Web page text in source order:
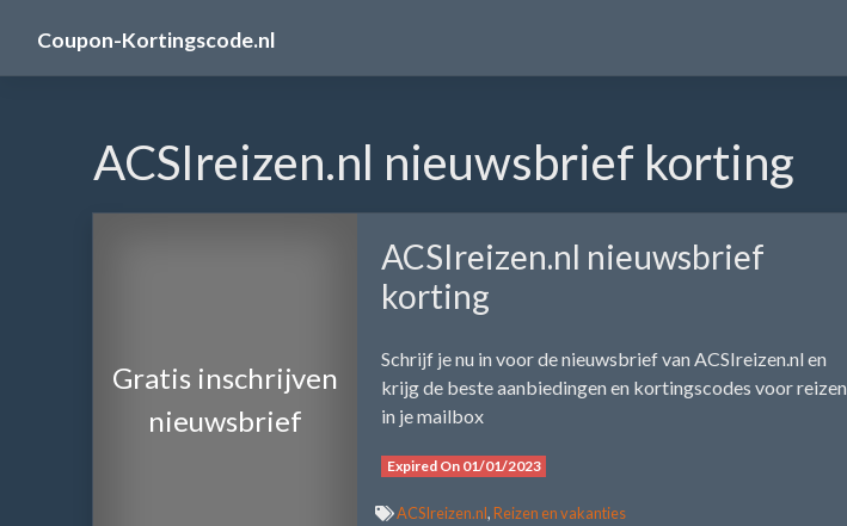
Coupon-Kortingscode.nl
ACSIreizen.nl nieuwsbrief korting
Gratis inschrijven
nieuwsbrief
ACSIreizen.nl nieuwsbrief
korting
Schrijf je nu in voor de nieuwsbrief van ACSIreizen.nl en
krijg de beste aanbiedingen en kortingscodes voor reizen
in je mailbox
Expired On 01/01/2023
ACSIreizen.nl,Reizen en vakanties